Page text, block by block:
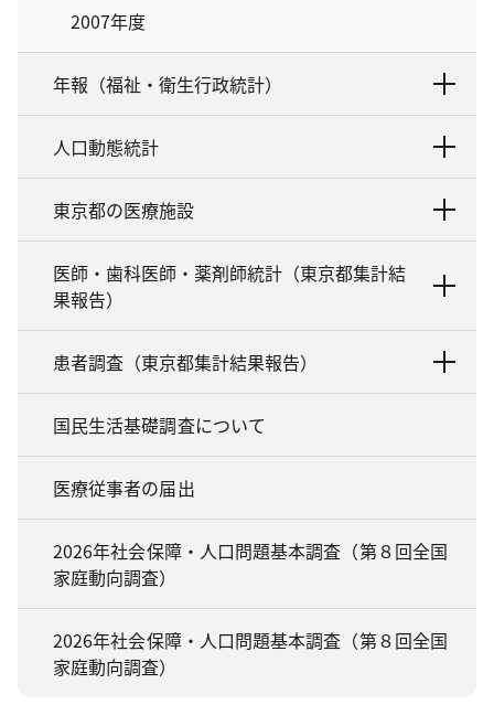
2007年度
年報（福祉・衛生行政統計）
人口動態統計
東京都の医療施設
医師・歯科医師・薬剤師統計（東京都集計結
果報告）
患者調査（東京都集計結果報告）
国民生活基礎調査について
医療従事者の届出
2026年社会保障・人口問題基本調査（第８回全国
家庭動向調査）
2026年社会保障・人口問題基本調査（第８回全国
家庭動向調査）